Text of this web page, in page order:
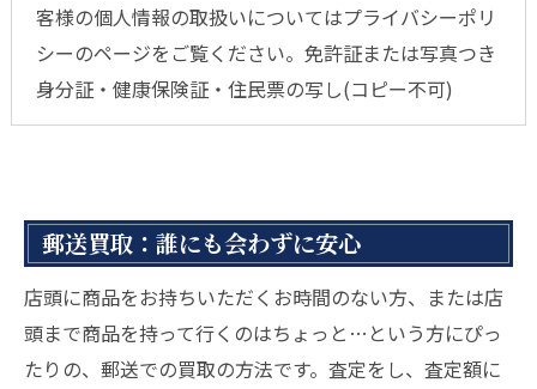
客様の個人情報の取扱いについてはプライバシーポリ
シーのページをご覧ください。免許証または写真つき
身分証・健康保険証・住民票の写し(コピー不可)
郵送買取：誰にも会わずに安心
店頭に商品をお持ちいただくお時間のない方、または店
頭まで商品を持って行くのはちょっと…という方にぴっ
たりの、郵送での買取の方法です。査定をし、査定額に